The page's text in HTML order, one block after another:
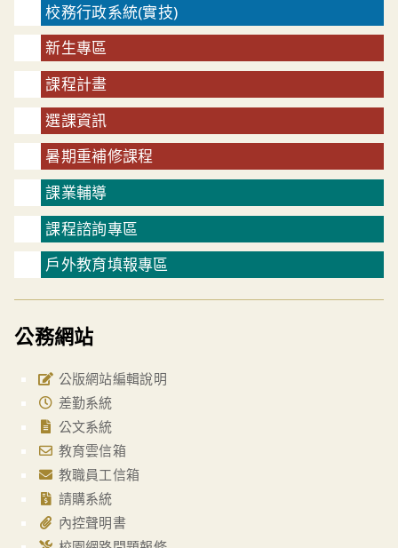
校務行政系統(實技)
新生專區
課程計畫
選課資訊
暑期重補修課程
課業輔導
課程諮詢專區
戶外教育填報專區
公務網站
公版網站編輯說明
差勤系統
公文系統
教育雲信箱
教職員工信箱
請購系統
內控聲明書